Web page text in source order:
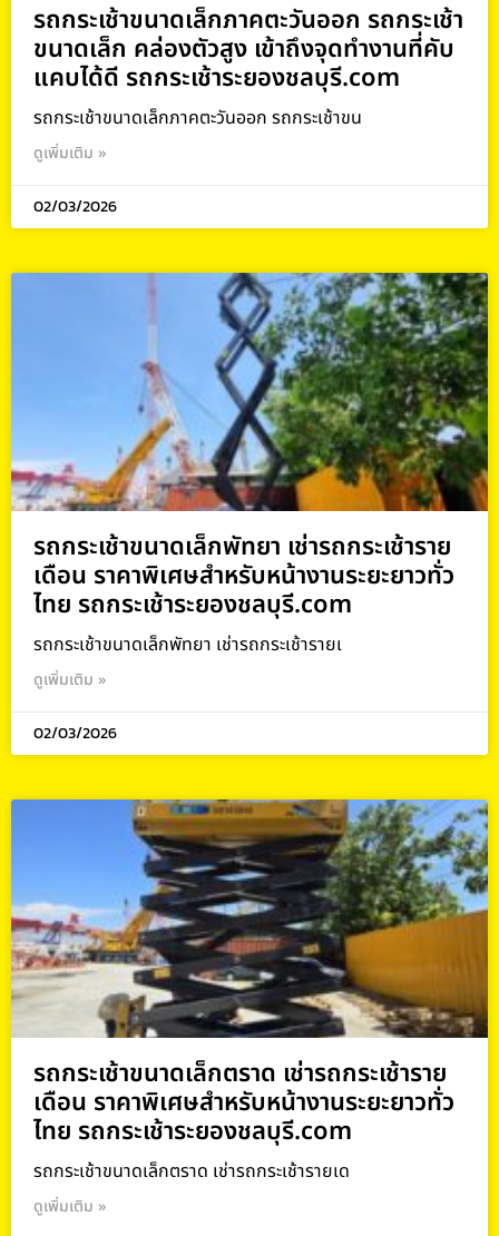
รถกระเช้าขนาดเล็กภาคตะวันออก รถกระเช้า
ขนาดเล็ก คล่องตัวสูง เข้าถึงจุดทำงานที่คับ
แคบได้ดี รถกระเช้าระยองชลบุรี.com
รถกระเช้าขนาดเล็กภาคตะวันออก รถกระเช้าขน
ดูเพิ่มเติม »
02/03/2026
รถกระเช้าขนาดเล็กพัทยา เช่ารถกระเช้าราย
เดือน ราคาพิเศษสำหรับหน้างานระยะยาวทั่ว
ไทย รถกระเช้าระยองชลบุรี.com
รถกระเช้าขนาดเล็กพัทยา เช่ารถกระเช้ารายเ
ดูเพิ่มเติม »
02/03/2026
รถกระเช้าขนาดเล็กตราด เช่ารถกระเช้าราย
เดือน ราคาพิเศษสำหรับหน้างานระยะยาวทั่ว
ไทย รถกระเช้าระยองชลบุรี.com
รถกระเช้าขนาดเล็กตราด เช่ารถกระเช้ารายเด
ดูเพิ่มเติม »